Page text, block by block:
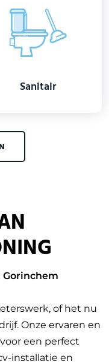
Sanitair
Gorinchem
of het nu
Onze ervaren en
een perfect
installatie en